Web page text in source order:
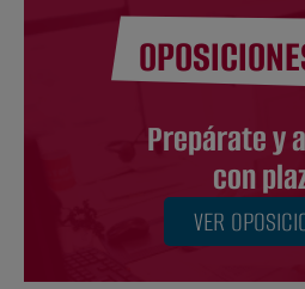
Prepárate y
con
VER